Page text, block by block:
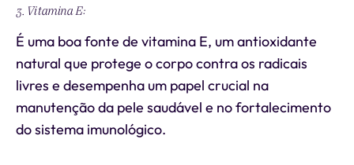
3. Vitamina E:
É uma boa fonte de vitamina E, um antioxidante
natural que protege o corpo contra os radicais
livres e desempenha um papel crucial na
manutenção da pele saudável e no fortalecimento
do sistema imunológico.